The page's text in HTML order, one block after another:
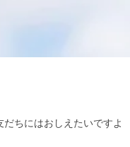
ちにはおしえたいですよ